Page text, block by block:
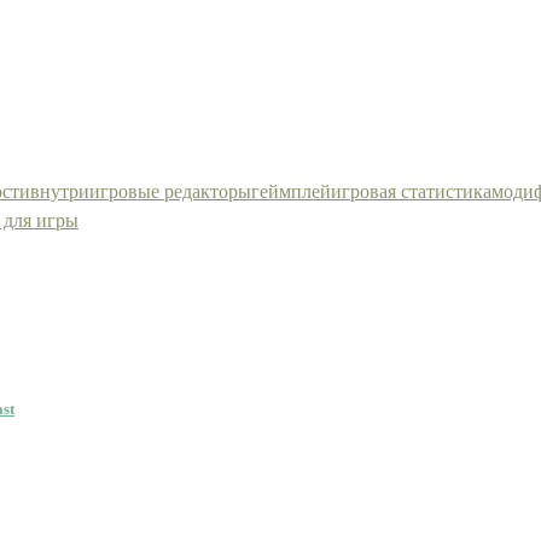
внутриигровые редакторыгеймплейигровая статистика
игры